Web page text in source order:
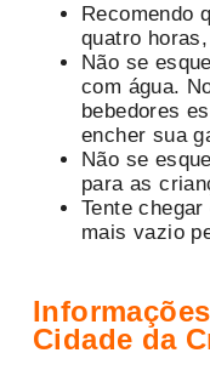
Recomendo
quatro
Não se
com água.
bebedores
encher sua
Não se
para as
Tente
mais vazio
Cidade da